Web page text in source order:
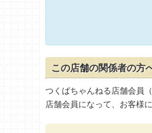
この店舗の関係者の方
つくばちゃんねる店舗会員
店舗会員になって、お客様